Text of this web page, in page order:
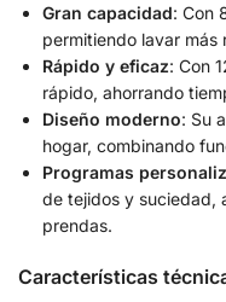
Gran capacidad: Con
permitiendo lavar más
Rápido y eficaz: Con
rápido, ahorrando
Diseño moderno: Su
hogar, combinando
Programas
de tejidos y suciedad,
prendas.
Características